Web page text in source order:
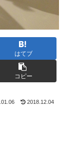
はてブ
コピー
2018.12.04